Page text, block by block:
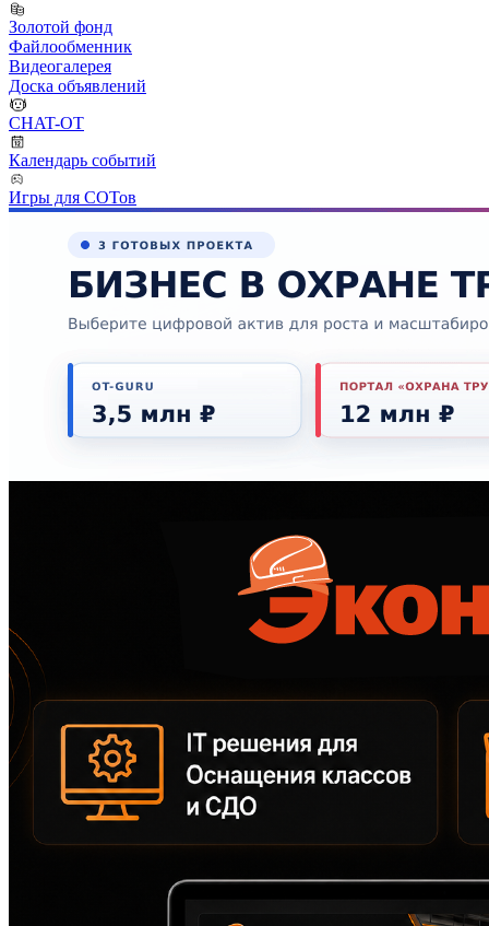
Золотой фонд
Файлообменник
Видеогалерея
Доска объявлений
CHAT-OT
Календарь событий
Игры для СОТов